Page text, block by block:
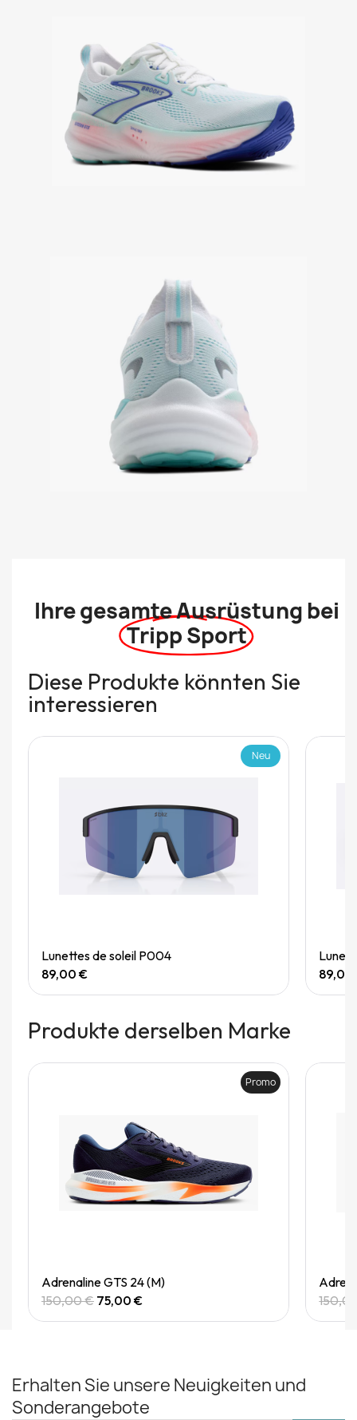
Ihre gesamte Ausrüstung bei
Tripp Sport
Diese Produkte könnten Sie
interessieren
Quick View
Neu
Lunettes de soleil P004
89,00 €
89,00
Produkte derselben Marke
Quick View
Promo
Adrenaline GTS 24 (M)
150,00 € 75,00 €
Erhalten Sie unsere Neuigkeiten und
Sonderangebote